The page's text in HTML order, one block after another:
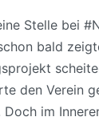
Stelle bei
bald
den Verein
im